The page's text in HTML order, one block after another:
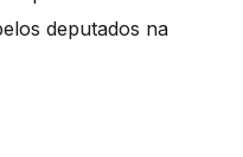
deputados na